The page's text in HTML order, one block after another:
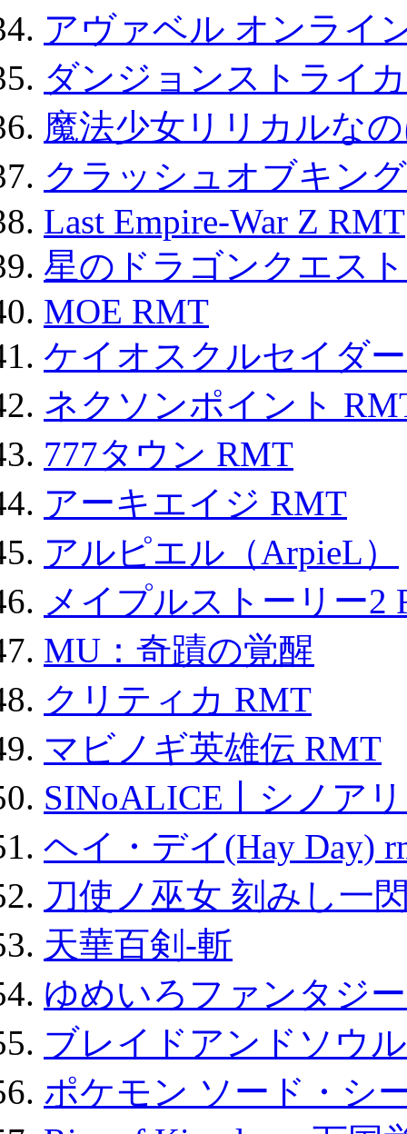
アヴァベル オンライ
ダンジョンストライ
魔法少女リリカルな
クラッシュオブキン
Last Empire-War Z RMT
星のドラゴンクエス
MOE RMT
ケイオスクルセイダ
ネクソンポイント
777タウン RMT
アーキエイジ RMT
アルピエル（ArpieL）
メイプルストーリー2
MU：奇蹟の覚醒
クリティカ RMT
マビノギ英雄伝 RMT
SINoALICE丨シノア
ヘイ・デイ(Hay Day)
刀使ノ巫女 刻みし一
天華百剣-斬
ゆめいろファンタジ
ブレイドアンドソウ
ポケモン ソード・シ